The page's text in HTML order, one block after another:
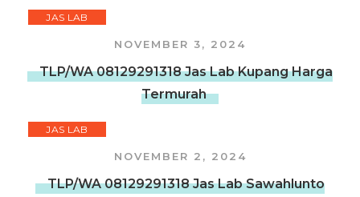
JAS LAB
NOVEMBER 3, 2024
TLP/WA 08129291318 Jas Lab Kupang Harga
Termurah
JAS LAB
NOVEMBER 2, 2024
TLP/WA 08129291318 Jas Lab Sawahlunto